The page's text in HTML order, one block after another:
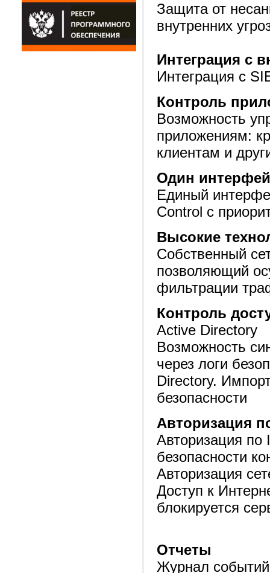
Защита от
внутренних
Интеграция с
Интеграция с
Контроль
Возможность
приложениям:
клиентам и
Один
Единый
Control с
Высокие
Собственный
позволяющий
фильтрации
Контроль
Active Directory
Возможность
через логи
Directory.
безопасности
Авторизация
Авторизация по
безопасности
Авторизация
Доступ к
блокируется
Отчеты
Журнал